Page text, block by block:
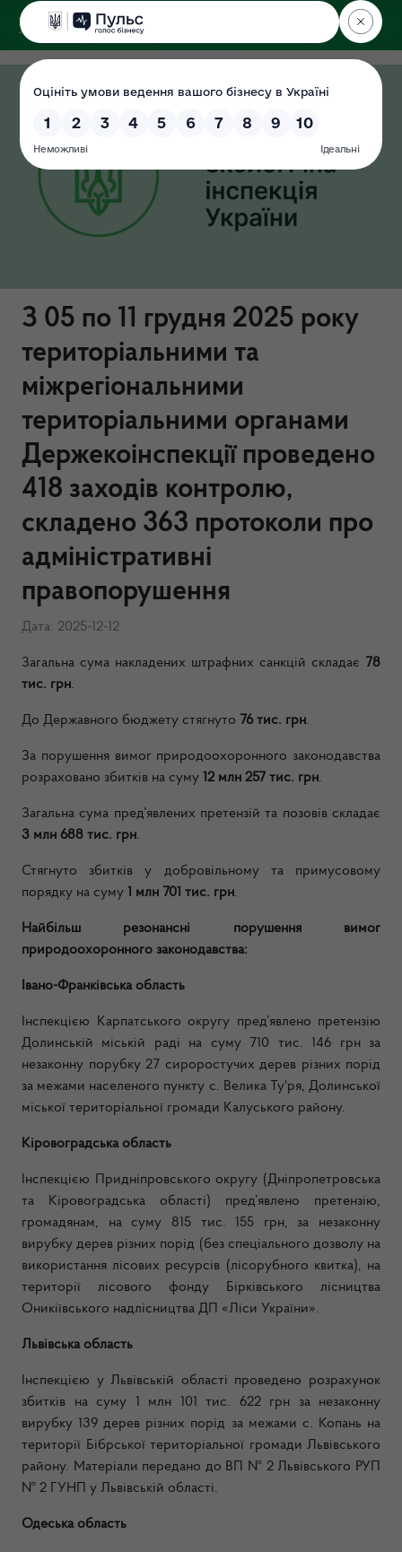
ДЕРЖЕКОІНСПЕКЦІЯ
З 05 по 11 грудня 2025 року
територіальними та
міжрегіональними
територіальними органами
Держекоінспекції проведено
418 заходів контролю,
складено 363 протоколи про
адміністративні
правопорушення
Дата: 2025-12-12
Загальна сума накладених штрафних санкцій складає 78
тис. грн.
До Державного бюджету стягнуто 76 тис. грн.
За порушення вимог природоохоронного законодавства
розраховано збитків на суму 12 млн 257 тис. грн.
Загальна сума пред’явлених претензій та позовів складає
3 млн 688 тис. грн.
Стягнуто збитків у добровільному та примусовому
порядку на суму 1 млн 701 тис. грн.
Найбільш резонансні порушення вимог
природоохоронного законодавства:
Івано-Франківська область
Інспекцією Карпатського округу пред’явлено претензію
Долинській міській раді на суму 710 тис. 146 грн за
незаконну порубку 27 сироростучих дерев різних порід
за межами населеного пункту с. Велика Ту'ря, Долинської
міської територіальної громади Калуського району.
Кіровоградська область
Інспекцією Придніпровського округу (Дніпропетровська
та Кіровоградська області) пред’явлено претензію,
громадянам, на суму 815 тис. 155 грн, за незаконну
вирубку дерев різних порід (без спеціального дозволу на
використання лісових ресурсів (лісорубного квитка), на
території лісового фонду Бірківського лісництва
Оникіївського надлісництва ДП «Ліси України».
Львівська область
Інспекцією у Львівській області проведено розрахунок
збитків на суму 1 млн 101 тис. 622 грн за незаконну
вирубку 139 дерев різних порід за межами с. Копань на
території Бібрської територіальної громади Львівського
району. Матеріали передано до ВП № 2 Львівського РУП
№ 2 ГУНП у Львівській області.
Одеська область